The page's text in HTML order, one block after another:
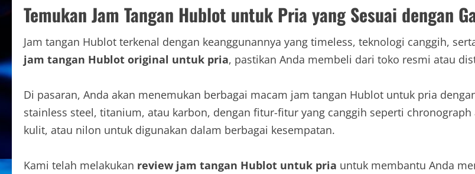
Temukan Jam Tangan Hublot untuk Pria yang Sesuai dengan
Jam tangan Hublot terkenal dengan keanggunannya yang timeless, teknologi canggih,
jam tangan Hublot original untuk pria, pastikan Anda membeli dari toko resmi atau
Di pasaran, Anda akan menemukan berbagai macam jam tangan Hublot untuk pria
stainless steel, titanium, atau karbon, dengan fitur-fitur yang canggih seperti
kulit, atau nilon untuk digunakan dalam berbagai kesempatan.
Kami telah melakukan review jam tangan Hublot untuk pria untuk membantu Anda